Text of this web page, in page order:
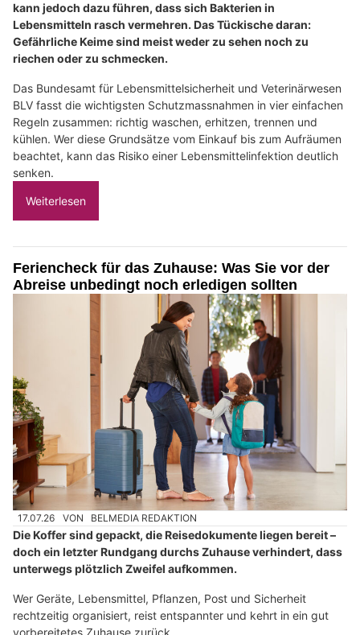
kann jedoch dazu führen, dass sich Bakterien in
Lebensmitteln rasch vermehren. Das Tückische daran:
Gefährliche Keime sind meist weder zu sehen noch zu
riechen oder zu schmecken.
Das Bundesamt für Lebensmittelsicherheit und Veterinärwesen
BLV fasst die wichtigsten Schutzmassnahmen in vier einfachen
Regeln zusammen: richtig waschen, erhitzen, trennen und
kühlen. Wer diese Grundsätze vom Einkauf bis zum Aufräumen
beachtet, kann das Risiko einer Lebensmittelinfektion deutlich
senken.
Weiterlesen
Feriencheck für das Zuhause: Was Sie vor der
Abreise unbedingt noch erledigen sollten
17.07.26 VON BELMEDIA REDAKTION
Die Koffer sind gepackt, die Reisedokumente liegen bereit –
doch ein letzter Rundgang durchs Zuhause verhindert, dass
unterwegs plötzlich Zweifel aufkommen.
Wer Geräte, Lebensmittel, Pflanzen, Post und Sicherheit
rechtzeitig organisiert, reist entspannter und kehrt in ein gut